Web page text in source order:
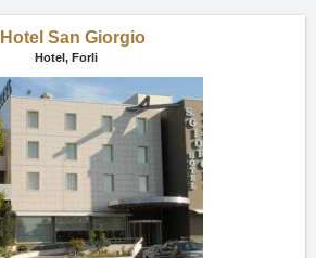
Hotel San Giorgio
Hotel, Forli